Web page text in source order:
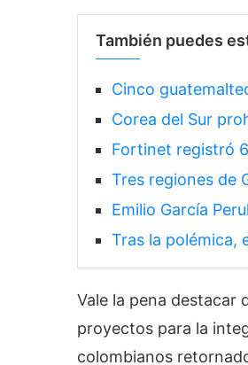
También puedes
Cinco
Corea del Sur
Fortinet registró
Tres regiones de
Emilio García
Tras la polémica,
Vale la pena destacar
proyectos para la
colombianos